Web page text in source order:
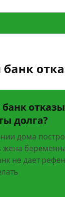
банк
банк
долга?
дома
жена
не дает